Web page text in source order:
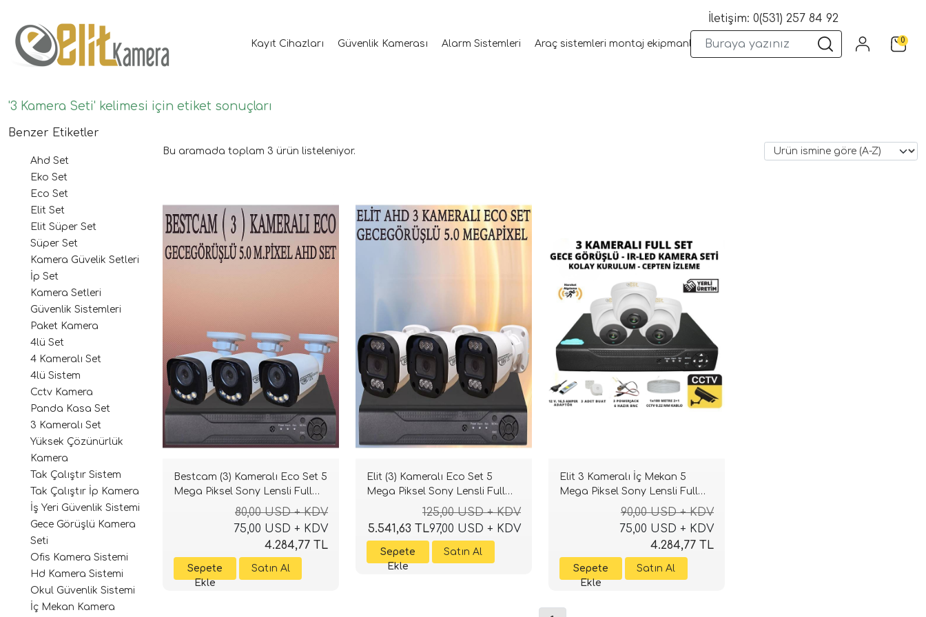
Kayıt Cihazları Güvenlik Kamerası Alarm Sistemleri Araç sistemleri montaj ekipmanları Wifi Kameralar Yangın Sistemleri
İletişim: 0(531) 257 84 92
0
'3 Kamera Seti' kelimesi için etiket sonuçları
Benzer Etiketler
Ahd Set
Eko Set
Eco Set
Elit Set
Elit Süper Set
Süper Set
Kamera Güvelik Setleri
İp Set
Kamera Setleri
Güvenlik Sistemleri
Paket Kamera
4lü Set
4 Kameralı Set
4lü Sistem
Cctv Kamera
Panda Kasa Set
3 Kameralı Set
Yüksek Çözünürlük
Kamera
Tak Çalıştır Sistem
Tak Çalıştır İp Kamera
İş Yeri Güvenlik Sistemi
Gece Görüşlü Kamera
Seti
Ofis Kamera Sistemi
Hd Kamera Sistemi
Okul Güvenlik Sistemi
İç Mekan Kamera
Bu aramada toplam 3 ürün listeleniyor.
Bestcam (3) Kameralı Eco Set 5
Mega Piksel Sony Lensli Full
HD Gece Görüşlü Güvenlik
Kamerası Sistemi
80,00 USD + KDV
75,00 USD + KDV
4.284,77 TL
Elit (3) Kameralı Eco Set 5
Mega Piksel Sony Lensli Full
HD Gece Görüşlü Güvenlik
Kamerası Sistemi
125,00 USD + KDV
97,00 USD + KDV
5.541,63 TL
Elit 3 Kameralı İç Mekan 5
Mega Piksel Sony Lensli Full
Paket Güvenlik Sistemi
90,00 USD + KDV
75,00 USD + KDV
4.284,77 TL